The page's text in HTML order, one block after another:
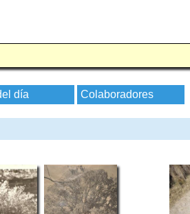
día Colaboradores